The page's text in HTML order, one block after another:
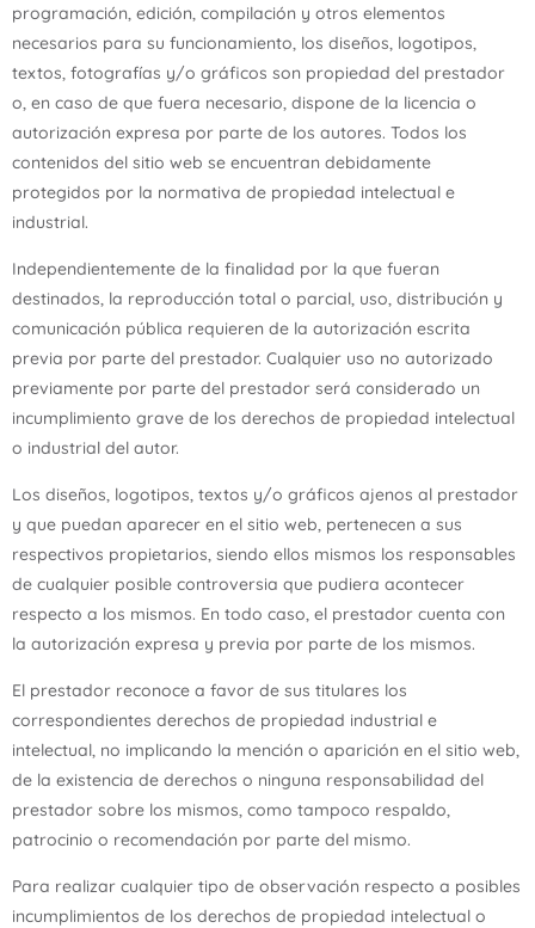
programación, edición, compilación y otros elementos
necesarios para su funcionamiento, los diseños, logotipos,
textos, fotografías y/o gráficos son propiedad del prestador
o, en caso de que fuera necesario, dispone de la licencia o
autorización expresa por parte de los autores. Todos los
contenidos del sitio web se encuentran debidamente
protegidos por la normativa de propiedad intelectual e
industrial.
Independientemente de la finalidad por la que fueran
destinados, la reproducción total o parcial, uso, distribución y
comunicación pública requieren de la autorización escrita
previa por parte del prestador. Cualquier uso no autorizado
previamente por parte del prestador será considerado un
incumplimiento grave de los derechos de propiedad intelectual
o industrial del autor.
Los diseños, logotipos, textos y/o gráficos ajenos al prestador
y que puedan aparecer en el sitio web, pertenecen a sus
respectivos propietarios, siendo ellos mismos los responsables
de cualquier posible controversia que pudiera acontecer
respecto a los mismos. En todo caso, el prestador cuenta con
la autorización expresa y previa por parte de los mismos.
El prestador reconoce a favor de sus titulares los
correspondientes derechos de propiedad industrial e
intelectual, no implicando la mención o aparición en el sitio web,
de la existencia de derechos o ninguna responsabilidad del
prestador sobre los mismos, como tampoco respaldo,
patrocinio o recomendación por parte del mismo.
Para realizar cualquier tipo de observación respecto a posibles
incumplimientos de los derechos de propiedad intelectual o